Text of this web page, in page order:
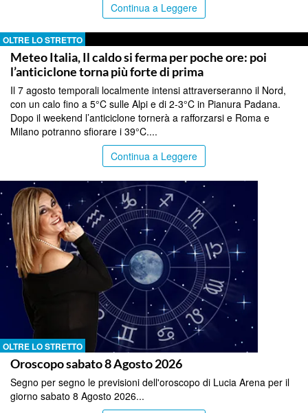
Continua a Leggere
OLTRE LO STRETTO
Meteo Italia, Il caldo si ferma per poche ore: poi
l’anticiclone torna più forte di prima
Il 7 agosto temporali localmente intensi attraverseranno il Nord,
con un calo fino a 5°C sulle Alpi e di 2-3°C in Pianura Padana.
Dopo il weekend l’anticiclone tornerà a rafforzarsi e Roma e
Milano potranno sfiorare i 39°C....
Continua a Leggere
OLTRE LO STRETTO
Oroscopo sabato 8 Agosto 2026
Segno per segno le previsioni dell'oroscopo di Lucia Arena per il
giorno sabato 8 Agosto 2026...